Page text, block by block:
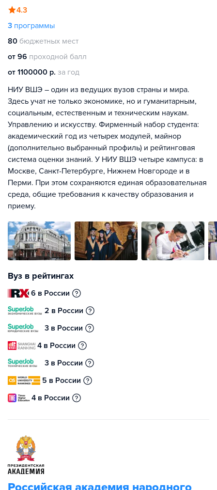
4.3
3 программы
80 бюджетных мест
от 96 проходной балл
от 1100000 р. за год
НИУ ВШЭ – один из ведущих вузов страны и мира.
Здесь учат не только экономике, но и гуманитарным,
социальным, естественным и техническим наукам.
Управлению и искусству. Фирменный набор студента:
академический год из четырех модулей, майнор
(дополнительно выбранный профиль) и рейтинговая
система оценки знаний. У НИУ ВШЭ четыре кампуса: в
Москве, Санкт-Петербурге, Нижнем Новгороде и в
Перми. При этом сохраняются единая образовательная
среда, общие требования к качеству образования и
приему.
Вуз в рейтингах
6 в России
2 в России
3 в России
4 в России
3 в России
5 в России
4 в России